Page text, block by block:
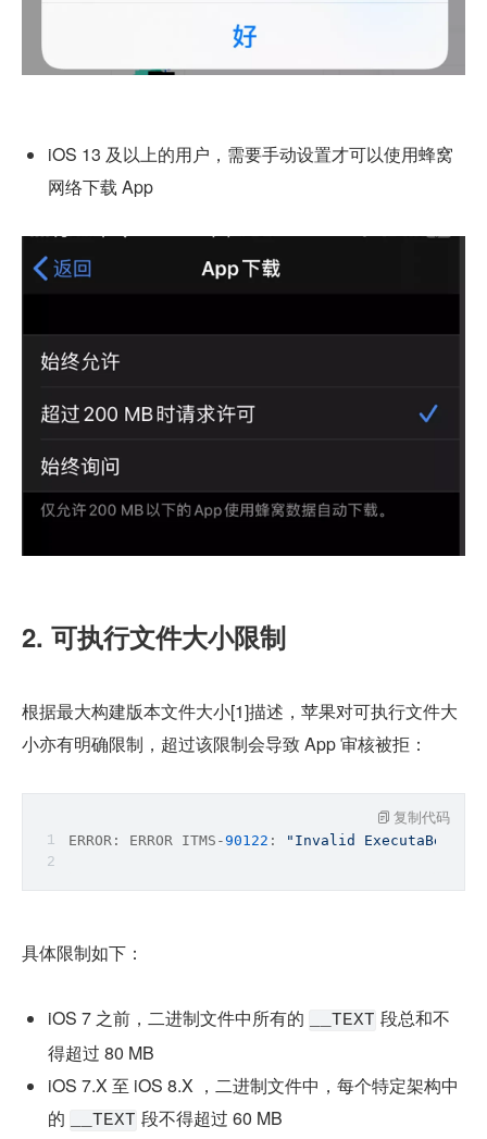
iOS 13 及以上的用户，需要手动设置才可以使用蜂窝
网络下载 App
2. 可执行文件大小限制
根据最大构建版本文件大小[1]描述，苹果对可执行文件大
小亦有明确限制，超过该限制会导致 App 审核被拒：
ERROR: ERROR ITMS-90122 : "Invalid ExecutaBe
复制代码
具体限制如下：
iOS 7 之前，二进制文件中所有的 __TEXT 段总和不
得超过 80 MB
iOS 7.X 至 iOS 8.X ，二进制文件中，每个特定架构中
的
__TEXT 段不得超过 60 MB